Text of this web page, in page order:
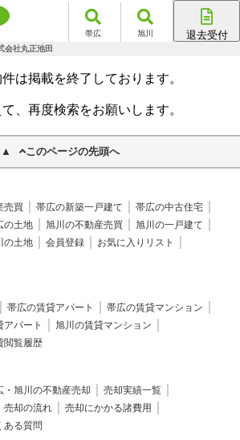
帯広 旭川 退去受付
会社丸正池田
は掲載を終了しております。
、再度検索をお願いします。
このページの先頭へ
売買 帯広の新築一戸建て
帯広の中古住宅
の土地 旭川の不動産売買
旭川の一戸建て
の土地 会員登録
お気に入りリスト
帯広の賃貸アパート
帯広の賃貸マンション
アパート
旭川の賃貸マンション
閲覧履歴
・旭川の不動産売却
売却実績一覧
売却の流れ
売却にかかる諸費用
ある質問